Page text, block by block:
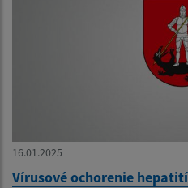
16.01.2025
Vírusové ochorenie